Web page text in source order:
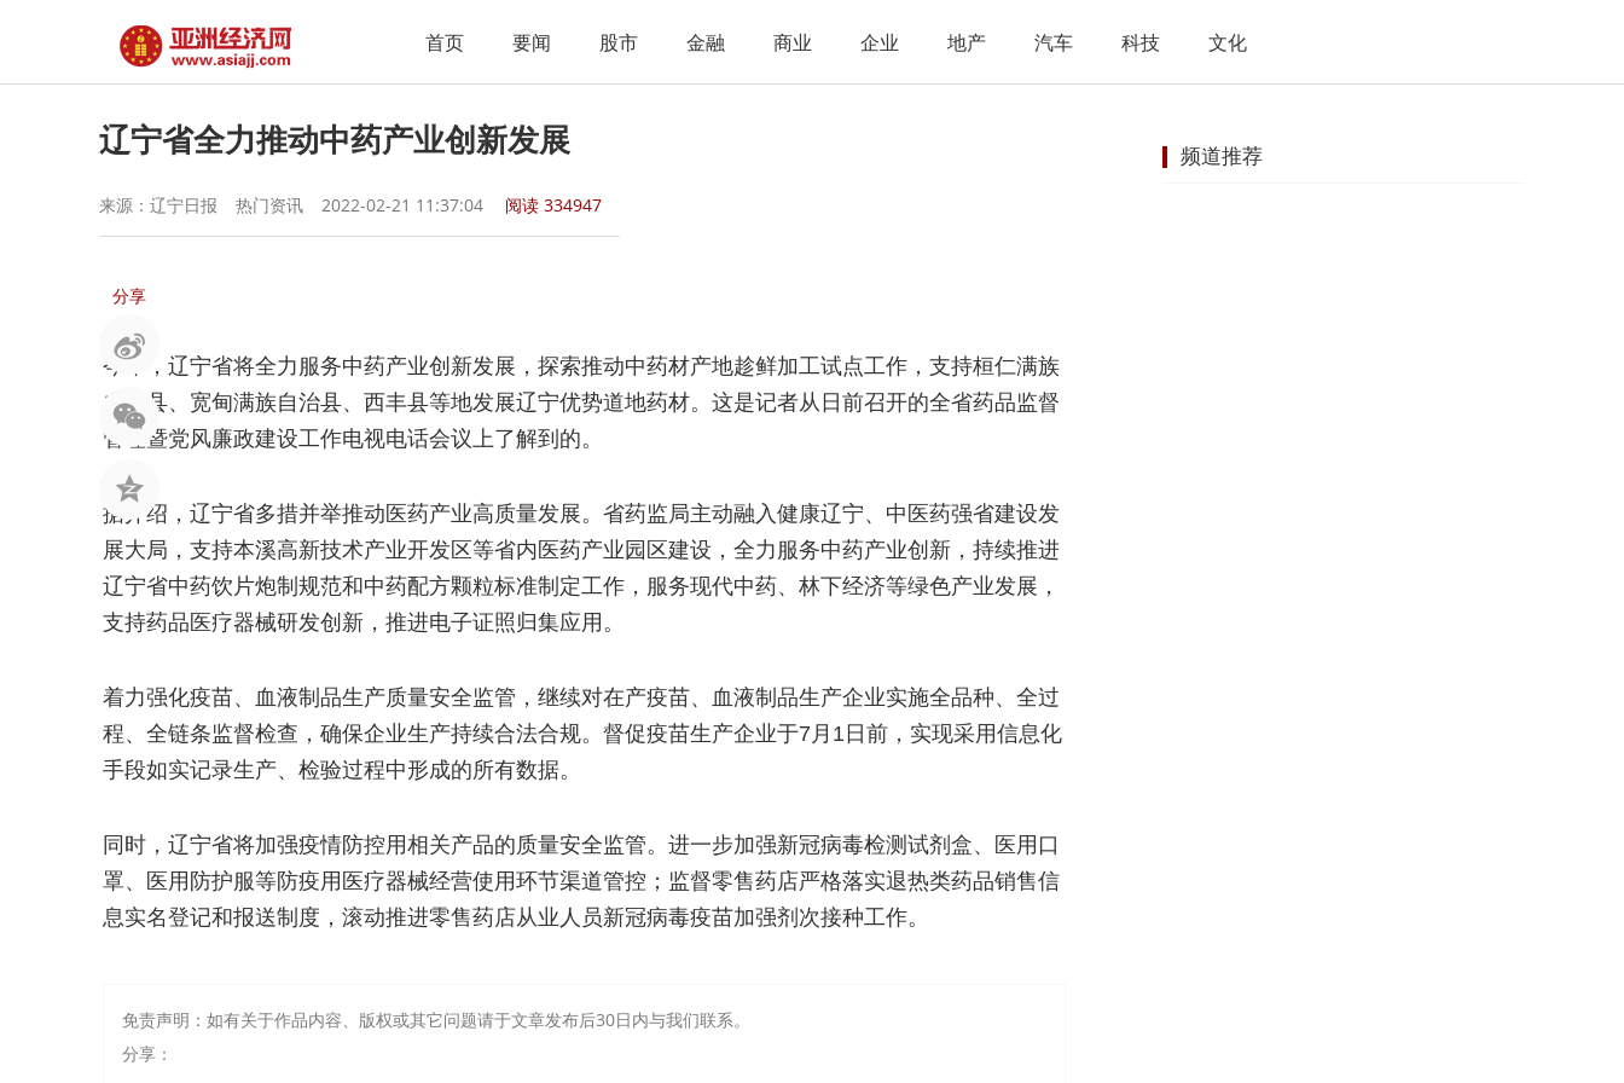
首页 要闻 股市 金融 商业 企业 地产 汽车 科技 文化
分享
辽宁省全力推动中药产业创新发展
来源：辽宁日报 热门资讯 2022-02-21 11:37:04 阅读 334947
今年，辽宁省将全力服务中药产业创新发展，探索推动中药材产地趁鲜加工试点工作，支持桓仁满族
自治县、宽甸满族自治县、西丰县等地发展辽宁优势道地药材。这是记者从日前召开的全省药品监督
管理暨党风廉政建设工作电视电话会议上了解到的。
据介绍，辽宁省多措并举推动医药产业高质量发展。省药监局主动融入健康辽宁、中医药强省建设发
展大局，支持本溪高新技术产业开发区等省内医药产业园区建设，全力服务中药产业创新，持续推进
辽宁省中药饮片炮制规范和中药配方颗粒标准制定工作，服务现代中药、林下经济等绿色产业发展，
支持药品医疗器械研发创新，推进电子证照归集应用。
着力强化疫苗、血液制品生产质量安全监管，继续对在产疫苗、血液制品生产企业实施全品种、全过
程、全链条监督检查，确保企业生产持续合法合规。督促疫苗生产企业于7月1日前，实现采用信息化
手段如实记录生产、检验过程中形成的所有数据。
同时，辽宁省将加强疫情防控用相关产品的质量安全监管。进一步加强新冠病毒检测试剂盒、医用口
罩、医用防护服等防疫用医疗器械经营使用环节渠道管控；监督零售药店严格落实退热类药品销售信
息实名登记和报送制度，滚动推进零售药店从业人员新冠病毒疫苗加强剂次接种工作。
免责声明：如有关于作品内容、版权或其它问题请于文章发布后30日内与我们联系。
分享：
频道推荐